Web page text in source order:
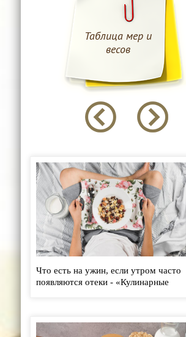
Таблица мер и
весов
Что есть на ужин, если утром часто
появляются отеки - «Кулинарные